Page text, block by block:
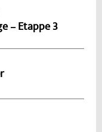
– Etappe 3